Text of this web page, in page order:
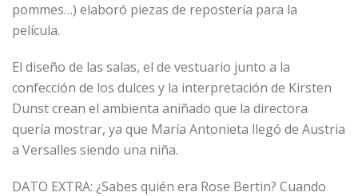
pommes…) elaboró piezas de repostería para la
película.
El diseño de las salas, el de vestuario junto a la
confección de los dulces y la interpretación de Kirsten
Dunst crean el ambienta aniñado que la directora
quería mostrar, ya que María Antonieta llegó de Austria
a Versalles siendo una niña.
DATO EXTRA: ¿Sabes quién era Rose Bertin? Cuando